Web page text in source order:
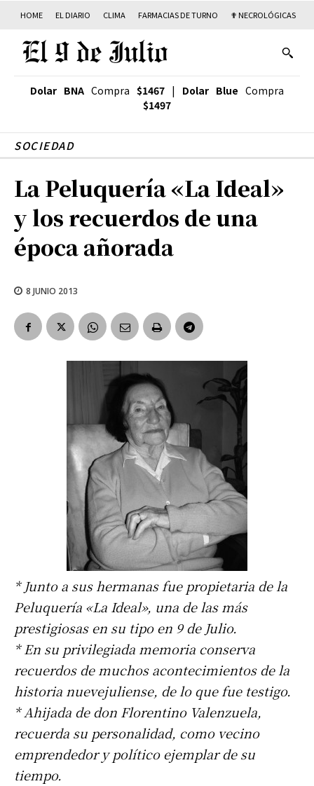
HOME EL DIARIO CLIMA FARMACIAS DE TURNO ✟ NECROLÓGICAS
Dolar BNA Compra $1467 | Dolar Blue Compra
$1497
SOCIEDAD
La Peluquería «La Ideal»
y los recuerdos de una
época añorada
8 JUNIO 2013
* Junto a sus hermanas fue propietaria de la
Peluquería «La Ideal», una de las más
prestigiosas en su tipo en 9 de Julio.
* En su privilegiada memoria conserva
recuerdos de muchos acontecimientos de la
historia nuevejuliense, de lo que fue testigo.
* Ahijada de don Florentino Valenzuela,
recuerda su personalidad, como vecino
emprendedor y político ejemplar de su
tiempo.